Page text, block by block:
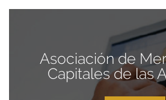
Asociación de
Capitales de las